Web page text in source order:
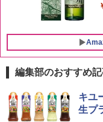
11
[
編集部のおすすめ
キユ
生プ